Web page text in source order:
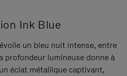
Ink Blue
un bleu nuit intense, entre
profondeur lumineuse donne à
éclat métallique captivant,